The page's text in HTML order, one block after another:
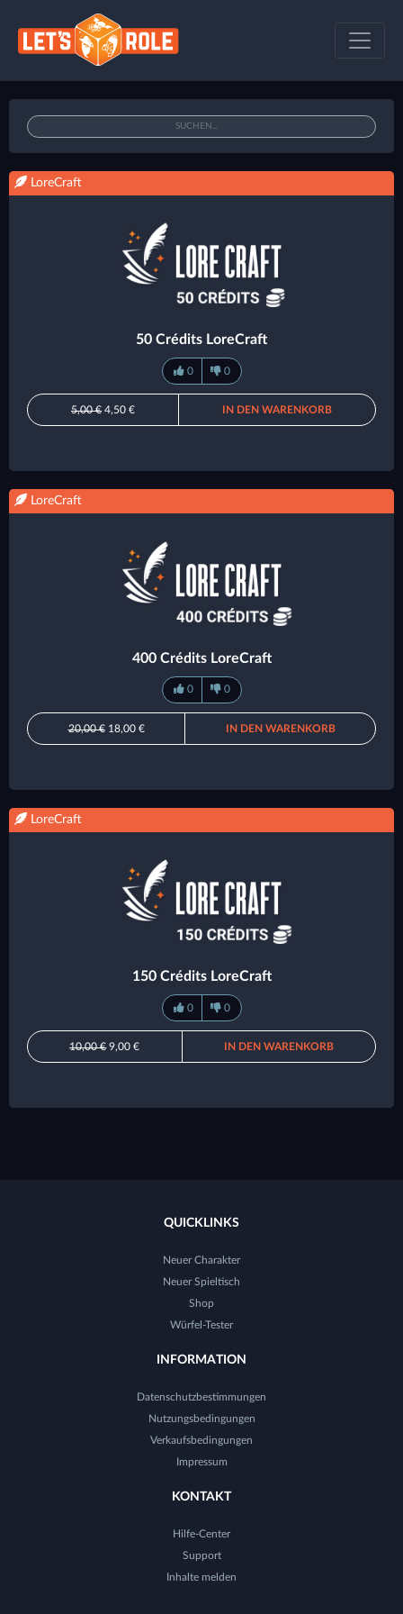
LoreCraft
50 Crédits LoreCraft
0 0
5,00 € 4,50 € IN DEN WARENKORB
LoreCraft
400 Crédits LoreCraft
0 0
20,00 €18,00 € IN DEN WARENKORB
LoreCraft
150 Crédits LoreCraft
0 0
10,00 €9,00 € IN DEN WARENKORB
QUICKLINKS
Neuer Charakter
Neuer Spieltisch
Shop
Würfel-Tester
INFORMATION
Datenschutzbestimmungen
Nutzungsbedingungen
Verkaufsbedingungen
Impressum
KONTAKT
Hilfe-Center
Support
Inhalte melden